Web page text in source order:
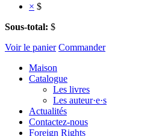
× $
Sous-total: $
Voir le panier Commander
Maison
Catalogue
Les livres
Les auteur·e·s
Actualités
Contactez-nous
Foreign Rights